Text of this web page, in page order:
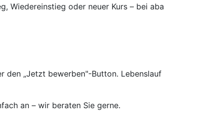
Wiedereinstieg oder neuer Kurs – bei aba
den „Jetzt bewerben"-Button. Lebenslauf
an – wir beraten Sie gerne.